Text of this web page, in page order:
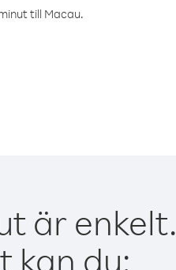
till Macau.
är enkelt.
kan du: